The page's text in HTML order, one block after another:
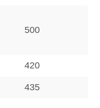
500
420
435